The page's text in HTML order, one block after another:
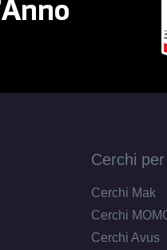
Cerchi
Cerchi Mak
Cerchi
Cerchi Avus